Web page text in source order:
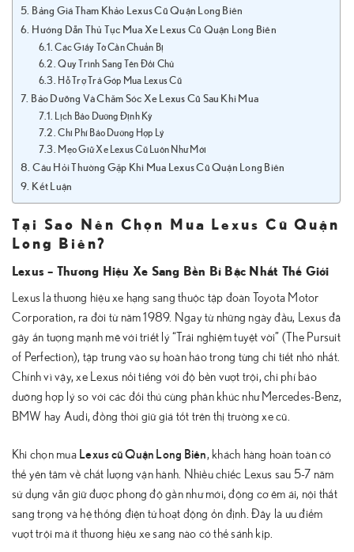
Bảng Giá Tham Khảo Lexus Cũ Quận Long Biên
Hướng Dẫn Thủ Tục Mua Xe Lexus Cũ Quận Long Biên
Các Giấy Tờ Cần Chuẩn Bị
Quy Trình Sang Tên Đổi Chủ
Hỗ Trợ Trả Góp Mua Lexus Cũ
Bảo Dưỡng Và Chăm Sóc Xe Lexus Cũ Sau Khi Mua
Lịch Bảo Dưỡng Định Kỳ
Chi Phí Bảo Dưỡng Hợp Lý
Mẹo Giữ Xe Lexus Cũ Luôn Như Mới
Câu Hỏi Thường Gặp Khi Mua Lexus Cũ Quận Long Biên
Kết Luận
Tại Sao Nên Chọn Mua Lexus Cũ Quận
Long Biên?
Lexus – Thương Hiệu Xe Sang Bền Bỉ Bậc Nhất Thế Giới
Lexus là thương hiệu xe hạng sang thuộc tập đoàn Toyota Motor
Corporation, ra đời từ năm 1989. Ngay từ những ngày đầu, Lexus đã
gây ấn tượng mạnh mẽ với triết lý “Trải nghiệm tuyệt vời” (The Pursuit
of Perfection), tập trung vào sự hoàn hảo trong từng chi tiết nhỏ nhất.
Chính vì vậy, xe Lexus nổi tiếng với độ bền vượt trội, chi phí bảo
dưỡng hợp lý so với các đối thủ cùng phân khúc như Mercedes-Benz,
BMW hay Audi, đồng thời giữ giá tốt trên thị trường xe cũ.
Khi chọn mua Lexus cũ Quận Long Biên, khách hàng hoàn toàn có
thể yên tâm về chất lượng vận hành. Nhiều chiếc Lexus sau 5-7 năm
sử dụng vẫn giữ được phong độ gần như mới, động cơ êm ái, nội thất
sang trọng và hệ thống điện tử hoạt động ổn định. Đây là ưu điểm
vượt trội mà ít thương hiệu xe sang nào có thể sánh kịp.